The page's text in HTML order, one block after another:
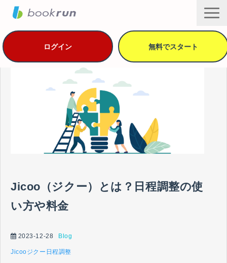
ログイン 無料でスタート
機能・セキュリティ
用途別の活用方法
導入事例
プラン・価格
資料ダウンロード
サービス一覧
Jicoo（ジクー）とは？日程調整の使
い方や料金
2023-12-28 Blog
Jicooジクー 日程調整